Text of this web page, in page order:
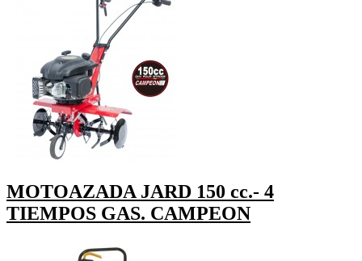
MOTOAZADA JARD 150 cc.- 4
TIEMPOS GAS. CAMPEON